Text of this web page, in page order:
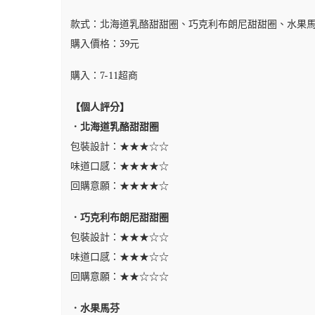
款式：北海道乳酪甜甜圈、巧克利布朗尼甜甜圈、水果
購入價格：39元
購入：7-11超商
【個人評分】
．北海道乳酪甜甜圈
包裝設計：★★★☆☆
味道口感：★★★★☆
回購意願：★★★★☆
．巧克利布朗尼甜甜圈
包裝設計：★★★☆☆
味道口感：★★★☆☆
回購意願：★★☆☆☆
．水果馬芬